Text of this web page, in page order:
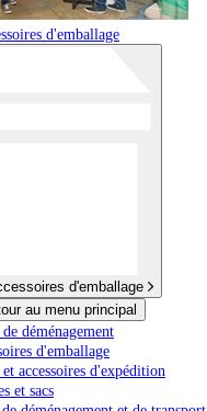
d'emballage
d'emballage
au menu principal
déménagement
d'emballage
accessoires d'expédition
et sacs